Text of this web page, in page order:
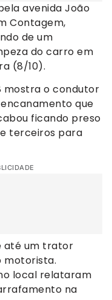
avenida João
Contagem,
de um
do carro em
(8/10).
mostra o condutor
que
ficando preso
terceiros para
até um trator
motorista.
local relataram
na